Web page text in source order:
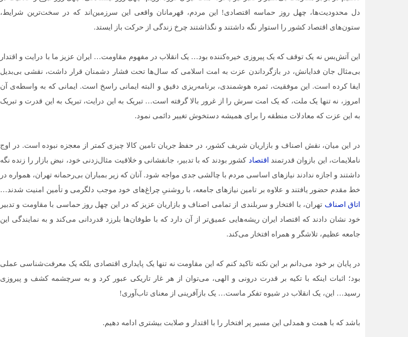
دل محدودیت‌ها، چهل روز حماسه اقتصادی! این مردم، قهرمانان واقعی این سرزمین‌اند که در سخت‌ترین شرایط،
ستون‌های اقتصاد کشور را استوار نگه داشتند و نگذاشتند چرخ زندگی از حرکت باز ایستد.
این آتش‌بس نه یک توقف که یک پیروزی خیره‌کننده بود… یک انقلاب در مفهوم مقاومت… ایران عزیز ما با درایت و اقتدار
بی‌مثال جان فدایانش، در بازگرداندن عزت به امت اسلامی که سال‌ها تحت فشار دشمنان قرار داشت، نقشی بی‌بدیل
ایفا کرده است. این موفقیت، ثمره هوشمندی، برنامه‌ریزی دقیق و البته ایمانی راسخ است. ایمانی که به واسطه‌ی آن
امروز، نه تنها یک ملت، که یک امت سرش را از غرور بالا گرفته است… تبریک به این درایت، تبریک به این قدرت و تبریک
به این عزت که معادلات منطقه را برای همیشه دستخوش تغییر دائمی نمود.
در این میان، نقش اصناف و بازاریان شریف کشور، در حفظ جریان تامین کالا چیزی کمتر از معجزه نبوده است. در اوج
ناملایمات، این بازوان قدرتمند
اقتصاد کشور بودند که با تدبیر، جانفشانی و خلاقیت مثال‌زدنی خود، نبض بازار را زنده نگه
داشتند و اجازه ندادند نیازهای اساسی مردم با چالشی جدی مواجه شود. آنان که زیر بمباران بی‌رحمانه تهران، همواره در
خط مقدم حضور یافتند و علاوه بر تامین نیازهای جامعه، با روشنیِ چراغ‌های خود موجب دلگرمی و تأمین امنیت شدند…
اتاق اصناف تهران، با افتخار و سربلندی از تمامی اصناف و بازاریان عزیز که در این چهل روز حماسی با مقاومت و تدبیر
خود نشان دادند که اقتصاد ایران ریشه‌هایی عمیق‌تر از آن دارد که با طوفان‌ها بلرزد قدردانی می‌کند و به نمایندگی این
جامعه عظیم، تلاشگر و همراه افتخار می‌کند.
در پایان بر خود می‌دانم بر این نکته تاکید کنم که این مقاومت نه تنها یک پایداری اقتصادی بلکه یک معرفت‌شناسی عملی
بود؛ اثبات اینکه با تکیه بر قدرت درونی و الهی، می‌توان از هر غار تاریکی عبور کرد و به سرچشمه کشف و پیروزی
رسید… این، یک انقلاب در شیوه تفکر ماست… یک بازآفرینی از معنای تاب‌آوری!
باشد که با همت و همدلی این مسیر پر افتخار را با اقتدار و صلابت بیشتری ادامه دهیم.